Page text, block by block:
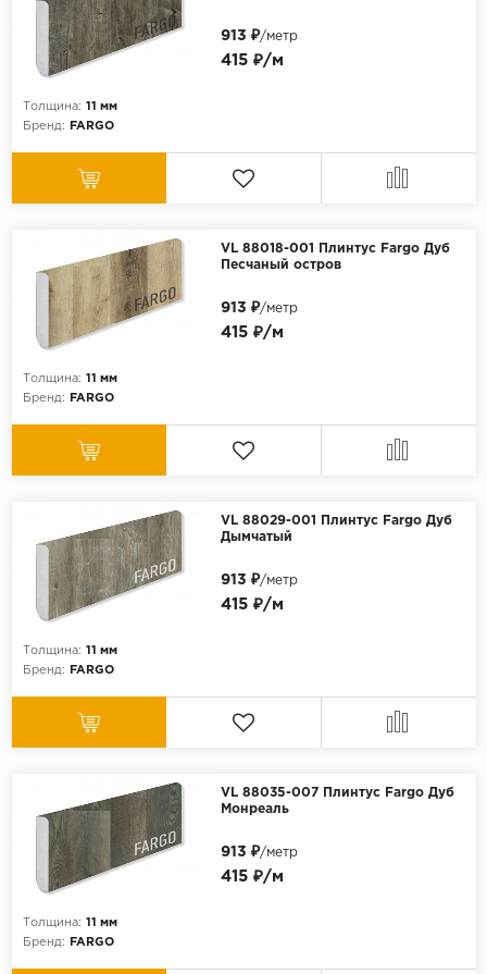
Толщина: 11 мм
Бренд:
FARGO
415 ₽/м
913 ₽/метр
VL 88018-001 Плинтус Fargo Дуб
Песчаный остров
Толщина: 11 мм
Бренд:
FARGO
415 ₽/м
913 ₽/метр
VL 88029-001 Плинтус Fargo Дуб
Дымчатый
Толщина: 11 мм
Бренд:
FARGO
415 ₽/м
913 ₽/метр
VL 88035-007 Плинтус Fargo Дуб
Монреаль
Толщина: 11 мм
Бренд:
FARGO
415 ₽/м
913 ₽/метр